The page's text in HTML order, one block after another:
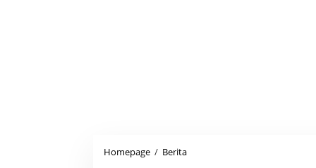
Homepage / Berita